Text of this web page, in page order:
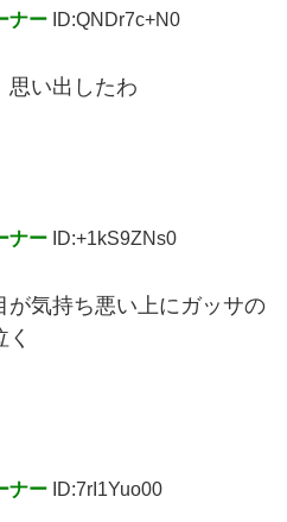
ナー ID:QNDr7c+N0
い出したわ
ナー ID:+1kS9ZNs0
が気持ち悪い上にガッサの
ナー ID:7rI1Yuo00